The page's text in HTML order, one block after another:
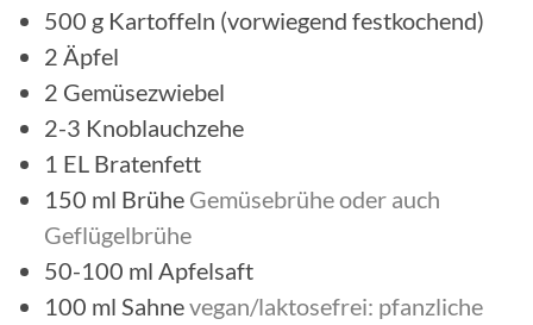
500 g Kartoffeln (vorwiegend festkochend)
2 Äpfel
2 Gemüsezwiebel
2-3 Knoblauchzehe
1 EL Bratenfett
150 ml Brühe Gemüsebrühe oder auch
Geflügelbrühe
50-100 ml Apfelsaft
100 ml Sahnevegan/laktosefrei: pfanzliche